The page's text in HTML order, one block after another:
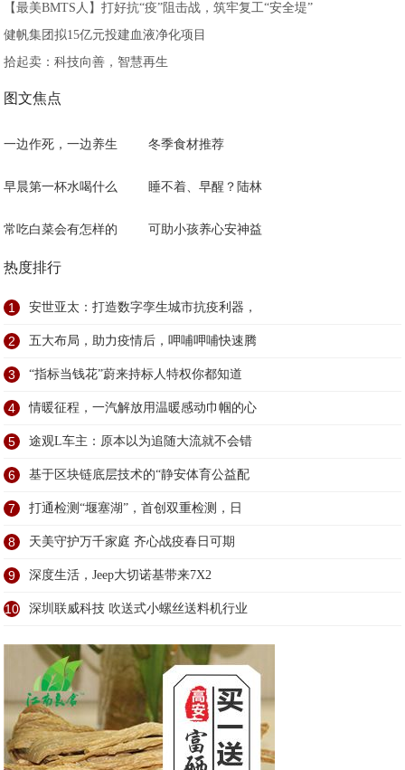
【最美BMTS人】打好抗“疫”阻击战，筑牢复工“安全堤”
健帆集团拟15亿元投建血液净化项目
拾起卖：科技向善，智慧再生
图文焦点
一边作死，一边养生 冬季食材推荐
早晨第一杯水喝什么 睡不着、早醒？陆林
常吃白菜会有怎样的 可助小孩养心安神益
热度排行
1 安世亚太：打造数字孪生城市抗疫利器，
2 五大布局，助力疫情后，呷哺呷哺快速腾
3 “指标当钱花”蔚来持标人特权你都知道
4 情暖征程，一汽解放用温暖感动巾帼的心
5 途观L车主：原本以为追随大流就不会错
6 基于区块链底层技术的“静安体育公益配
7 打通检测“堰塞湖”，首创双重检测，日
8 天美守护万千家庭 齐心战疫春日可期
9 深度生活，Jeep大切诺基带来7X2
10 深圳联威科技 吹送式小螺丝送料机行业